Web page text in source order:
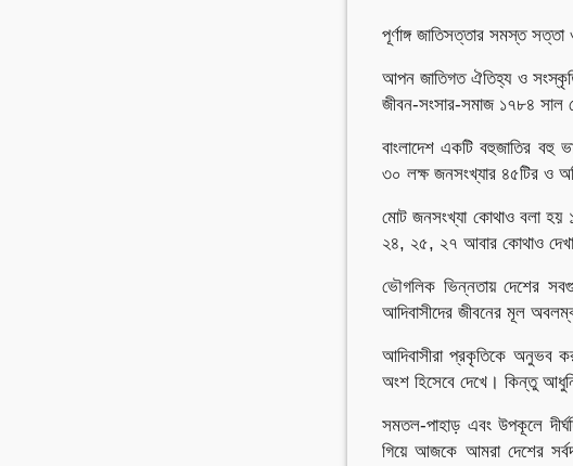
পূর্ণাঙ্গ জাতিসত্তার সমস্ত
আপন জাতিগত ঐতিহ্য ও
জীবন-সংসার-সমাজ ১৭৮৪ সাল
বাংলাদেশ একটি বহুজাতির বহু
৩০ লক্ষ জনসংখ্যার ৪৫টির ও
মোট জনসংখ্যা কোথাও বলা হয়
২৪, ২৫, ২৭ আবার কোথাও
ভৌগলিক ভিন্নতায় দেশের
আদিবাসীদের জীবনের মূল
আদিবাসীরা প্রকৃতিকে অনুভব
অংশ হিসেবে দেখে। কিন্তু
সমতল-পাহাড় এবং উপকূলে
গিয়ে আজকে আমরা দেশের